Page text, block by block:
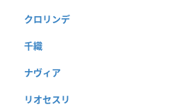
クロリンデ
千織
ナヴィア
リオセスリ